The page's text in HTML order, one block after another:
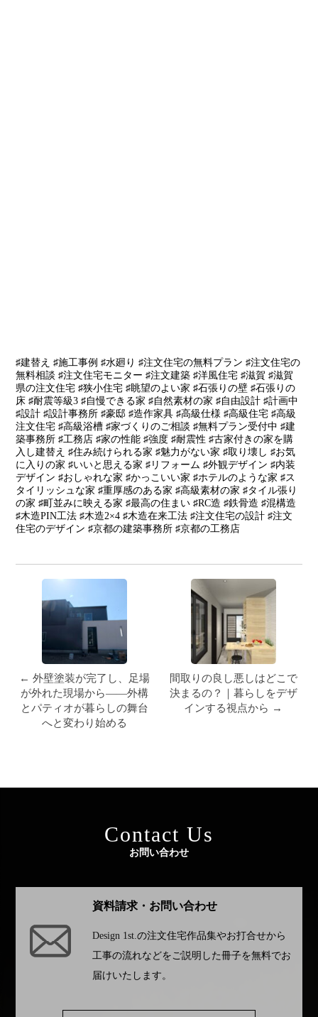
♯建替え ♯施工事例 ♯水廻り ♯注文住宅の無料プラン ♯注文住宅の
無料相談 ♯注文住宅モニター ♯注文建築 ♯洋風住宅 ♯滋賀 ♯滋賀
県の注文住宅 ♯狭小住宅 ♯眺望のよい家 ♯石張りの壁 ♯石張りの
床 ♯耐震等級3 ♯自慢できる家 ♯自然素材の家 ♯自由設計 ♯計画中
♯設計 ♯設計事務所 ♯豪邸 ♯造作家具 ♯高級仕様 ♯高級住宅 ♯高級
注文住宅 ♯高級浴槽 ♯家づくりのご相談 ♯無料プラン受付中 ♯建
築事務所 ♯工務店 ♯家の性能 ♯強度 ♯耐震性 ♯古家付きの家を購
入し建替え ♯住み続けられる家 ♯魅力がない家 ♯取り壊し ♯お気
に入りの家 ♯いいと思える家 ♯リフォーム ♯外観デザイン ♯内装
デザイン ♯おしゃれな家 ♯かっこいい家 ♯ホテルのような家 ♯ス
タイリッシュな家 ♯重厚感のある家 ♯高級素材の家 ♯タイル張り
の家 ♯町並みに映える家 ♯最高の住まい ♯RC造 ♯鉄骨造 ♯混構造
♯木造PIN工法 ♯木造2×4 ♯木造在来工法 ♯注文住宅の設計 ♯注文
住宅のデザイン ♯京都の建築事務所 ♯京都の工務店
← 外壁塗装が完了し、足場
が外れた現場から——外構
とパティオが暮らしの舞台
へと変わり始める
間取りの良し悪しはどこで
決まるの？｜暮らしをデザ
インする視点から →
Contact Us
お問い合わせ
資料請求・お問い合わせ
Design 1st.の注文住宅作品集やお打合せから
工事の流れなどをご説明した冊子を無料でお
届けいたします。